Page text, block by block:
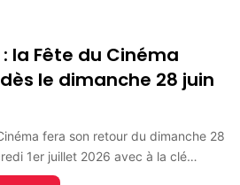
la Fête du Cinéma
le dimanche 28 juin
fera son retour du dimanche 28
1er juillet 2026 avec à la clé…